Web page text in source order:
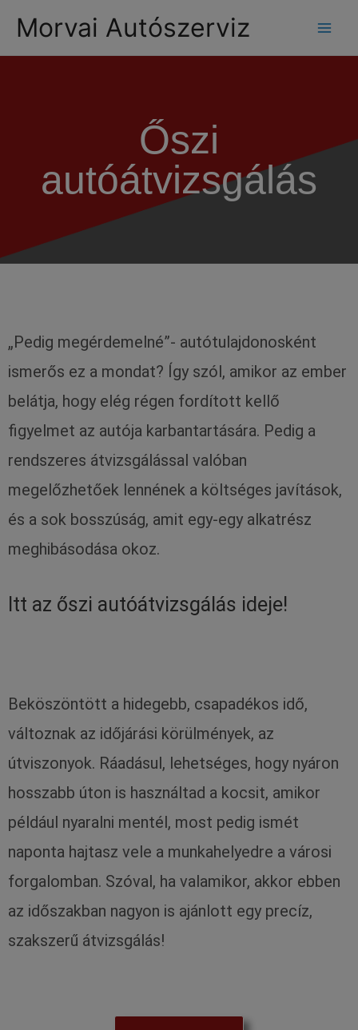
Morvai Autószerviz
Őszi
autóátvizsgálás
„Pedig megérdemelné”- autótulajdonosként
ismerős ez a mondat? Így szól, amikor az ember
belátja, hogy elég régen fordított kellő
figyelmet az autója karbantartására. Pedig a
rendszeres átvizsgálással valóban
megelőzhetőek lennének a költséges javítások,
és a sok bosszúság, amit egy-egy alkatrész
meghibásodása okoz.
Itt az őszi autóátvizsgálás ideje!
Beköszöntött a hidegebb, csapadékos idő,
változnak az időjárási körülmények, az
útviszonyok. Ráadásul, lehetséges, hogy nyáron
hosszabb úton is használtad a kocsit, amikor
például nyaralni mentél, most pedig ismét
naponta hajtasz vele a munkahelyedre a városi
forgalomban. Szóval, ha valamikor, akkor ebben
az időszakban nagyon is ajánlott egy precíz,
szakszerű átvizsgálás!